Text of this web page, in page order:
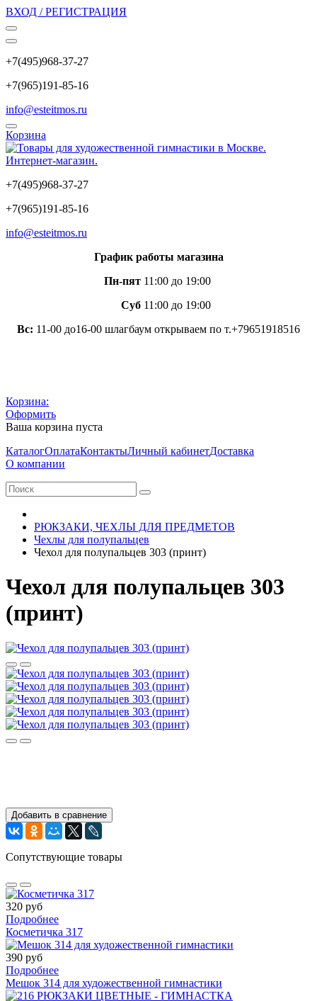
ВХОД / РЕГИСТРАЦИЯ
+7(495)968-37-27
+7(965)191-85-16
info@esteitmos.ru
Корзина
+7(495)968-37-27
+7(965)191-85-16
info@esteitmos.ru
График работы магазина
Пн-пят11:00 до 19:00
Суб11:00 до 19:00
Вс: 11-00 до16-00 шлагбаум открываем по т.+79651918516
Корзина:
Оформить
Ваша корзина пуста
КаталогОплатаКонтактыЛичный кабинетДоставка
О компании
РЮКЗАКИ, ЧЕХЛЫ ДЛЯ ПРЕДМЕТОВ
Чехлы для полупальцев
Чехол для полупальцев 303 (принт)
Чехол для полупальцев 303
(принт)
Добавить в сравнение
Сопутствующие товары
320 руб
Подробнее
Косметичка 317
390 руб
Подробнее
Мешок 314 для художественной гимнастики